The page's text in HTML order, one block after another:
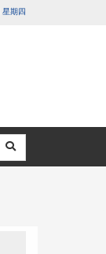
星期四